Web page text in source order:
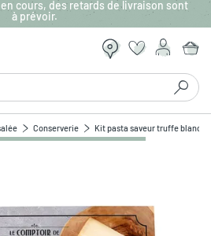
cours, des retards de livraison sont
à prévoir.
Conserverie Kit pasta saveur truffe